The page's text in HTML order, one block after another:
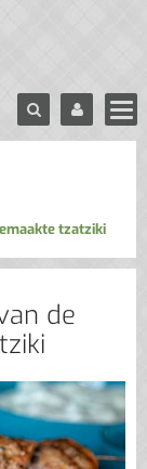
tzatziki
de